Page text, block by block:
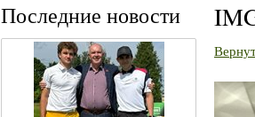
Последние новости